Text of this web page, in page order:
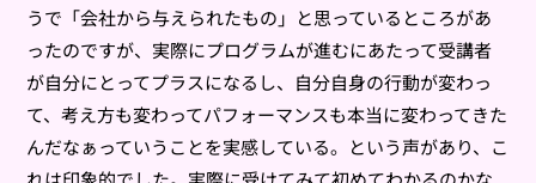
うで「会社から与えられたもの」と思っているところがあ
ったのですが、実際にプログラムが進むにあたって受講者
が自分にとってプラスになるし、自分自身の行動が変わっ
て、考え方も変わってパフォーマンスも本当に変わってきた
んだなぁっていうことを実感している。という声があり、こ